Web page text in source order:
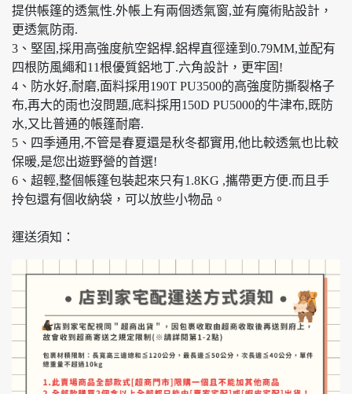
提供帳篷的透氣性.外帳上有兩個透氣窗,並有魔術貼設計，
更透氣防雨.
3、堅固,採用高強度航空鋁桿.鋁桿直徑達到0.79MM,並配有
四根防風繩和11根優質鋁地丁.六角設計，更牢固!
4、防水好,耐磨,面料採用190T PU3500的高強度防撕裂格子
布,再大的雨也沒問題,底料採用150D PU5000的牛津布,既防
水,又比普通的帳篷耐磨.
5、四季通用,不管是春夏還是秋冬都實用,他比較透氣也比較
保暖,是您出遊野營的首選!
6、超輕,整個帳篷包裝起來只有1.8KG ,攜帶更方便.而且手
拎包還有個收納袋，可以放些小物品。
運送須知：